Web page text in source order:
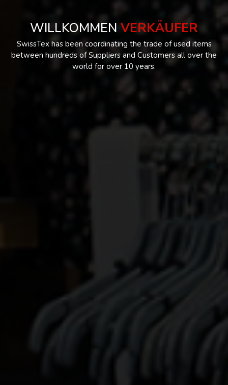
WILLKOMMEN VERKÄUFER
SwissTex has been coordinating the trade of used items
between hundreds of Suppliers and Customers all over the
world for over 10 years.